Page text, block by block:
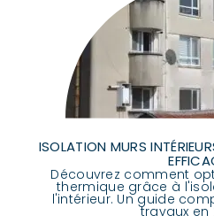
ISOLATION MURS
Découvrez comment
thermique grâce à
l'intérieur. Un guide
travaux en